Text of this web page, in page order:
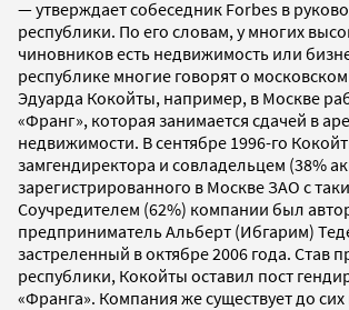
— утверждает собеседник Forbes в
республики. По его словам, у многих
чиновников есть недвижимость или
республике многие говорят о
Эдуарда Кокойты, например, в Москве
«Франг», которая занимается сдачей в
недвижимости. В сентябре 1996-го
замгендиректора и совладельцем (38%
зарегистрированного в Москве ЗАО с
Соучредителем (62%) компании был
предприниматель Альберт (Ибгарим)
застреленный в октябре 2006 года. Став
республики, Кокойты оставил пост
«Франга». Компания же существует до